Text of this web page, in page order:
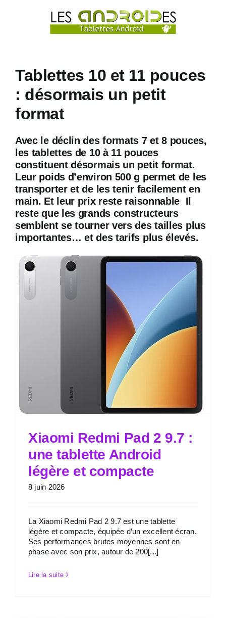
Tablettes 10 et 11 pouces
: désormais un petit
format
Avec le déclin des formats 7 et 8 pouces,
les tablettes de 10 à 11 pouces
constituent désormais un petit format.
Leur poids d’environ 500 g permet de les
transporter et de les tenir facilement en
main. Et leur prix reste raisonnable Il
reste que les grands constructeurs
semblent se tourner vers des tailles plus
importantes… et des tarifs plus élevés.
Xiaomi Redmi Pad 2 9.7 :
une tablette Android
légère et compacte
8 juin 2026
La Xiaomi Redmi Pad 2 9.7 est une tablette
légère et compacte, équipée d’un excellent écran.
Ses performances brutes moyennes sont en
phase avec son prix, autour de 200[...]
Lire la suite